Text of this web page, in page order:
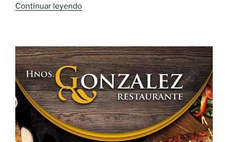
Continuar leyendo«Personaje
Toreo
a
caballo.»